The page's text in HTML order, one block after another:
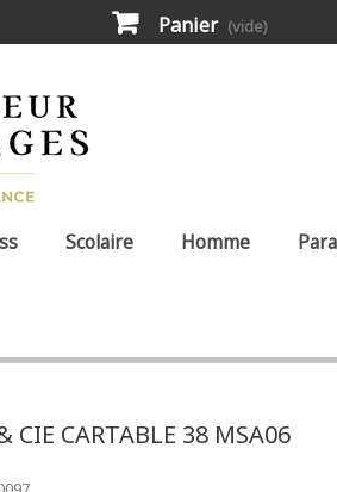
Panier (vide)
Scolaire Homme
CIE CARTABLE 38 MSA06